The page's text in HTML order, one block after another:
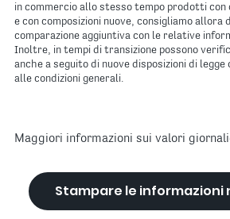
in commercio allo stesso tempo prodotti con
e con composizioni nuove, consigliamo allora
comparazione aggiuntiva con le relative
Inoltre, in tempi di transizione possono
anche a seguito di nuove disposizioni di
alle condizioni generali.
Maggiori informazioni sui valori
Stampare le informazioni